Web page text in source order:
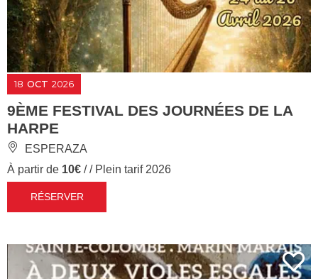
18 OCT 2026
9ÈME FESTIVAL DES JOURNÉES DE LA
HARPE
ESPERAZA
À partir de 10€ / / Plein tarif 2026
RÉSERVER